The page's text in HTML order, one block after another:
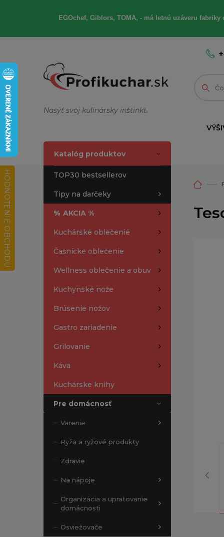
EGOchef, Giblors, TOMA, - má letnú uzáveru
Nasýť svoj kulinársky inštinkt.
Katalóg produktov
TOP30 bestsellerov
Tipy na darčeky
% AKCIA %
Kuchárske oblečenie
Čašnícke oblečenie
Wellness oblečenie a obuv
Kuchynské nože
Brúsenie nožov
Gastro zariadenie
Grilovanie
Káva
Kuchárske knihy
Pre domácnosť
Varenie
Ryža a ryžové produkty
Zdravie
Na nápoje
Organizácia a upratovanie
domácnosti
Osviežovače
HODNOTENIE OBCHODU